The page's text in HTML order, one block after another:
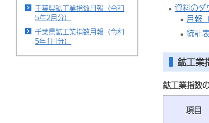
千葉県鉱工業指数月報（令和
5年2月分）
千葉県鉱工業指数月報（令和
5年1月分）
資料のダ
月報
統計
鉱工業
鉱工業指数
項目